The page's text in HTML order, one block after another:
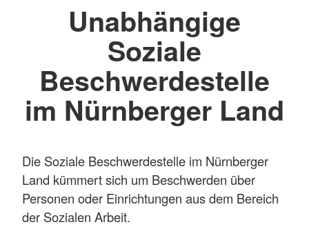
Unabhängige
Soziale
Beschwerdestelle
im Nürnberger Land
Die Soziale Beschwerdestelle im Nürnberger
Land kümmert sich um Beschwerden über
Personen oder Einrichtungen aus dem Bereich
der Sozialen Arbeit.